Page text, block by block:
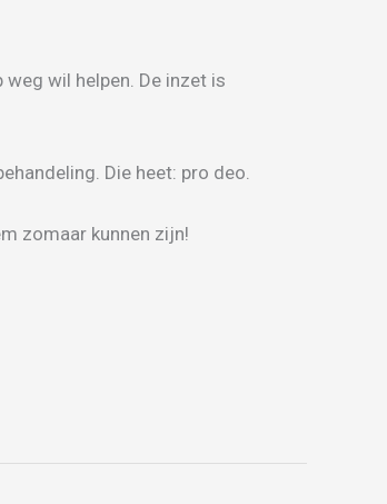
wil helpen. De inzet is
Die heet: pro deo.
zomaar kunnen zijn!